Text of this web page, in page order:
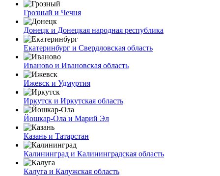
Грозный и Чечня
Донецк и Донецкая народная республика
Екатеринбург и Свердловская область
Иваново и Ивановская область
Ижевск и Удмуртия
Иркутск и Иркутская область
Йошкар-Ола и Марий Эл
Казань и Татарстан
Калининград и Калининградская область
Калуга и Калужская область